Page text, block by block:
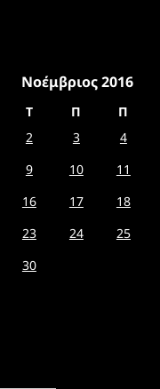
Νοέμβριος 2016
Τ Π Π
2 3 4
9 10 11
16 17 18
23 24 25
30